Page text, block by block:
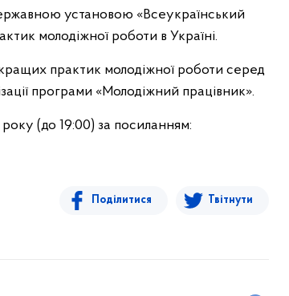
установою «Всеукраїнський
молодіжної роботи в Україні.
практик молодіжної роботи серед
програми «Молодіжний працівник».
(до 19:00) за посиланням:
Поділитися Твітнути